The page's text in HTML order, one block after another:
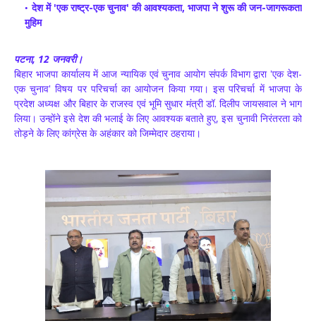
देश में 'एक राष्ट्र-एक चुनाव' की आवश्यकता, भाजपा ने शुरू की जन-जागरूकता
मुहिम
पटना, 12 जनवरी।
बिहार भाजपा कार्यालय में आज न्यायिक एवं चुनाव आयोग संपर्क विभाग द्वारा 'एक देश-
एक चुनाव' विषय पर परिचर्चा का आयोजन किया गया। इस परिचर्चा में भाजपा के
प्रदेश अध्यक्ष और बिहार के राजस्व एवं भूमि सुधार मंत्री डॉ. दिलीप जायसवाल ने भाग
लिया। उन्होंने इसे देश की भलाई के लिए आवश्यक बताते हुए, इस चुनावी निरंतरता को
तोड़ने के लिए कांग्रेस के अहंकार को जिम्मेदार ठहराया।